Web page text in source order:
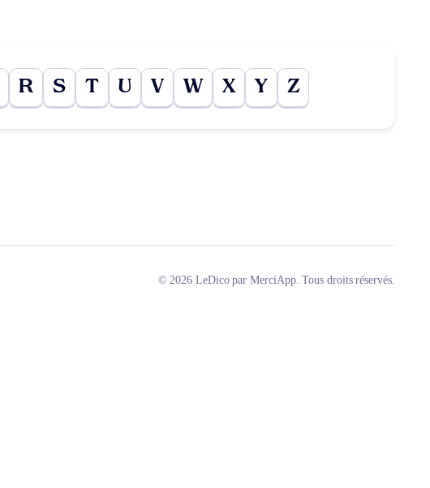
R S T U V W X Y Z
© 2026 LeDico par MerciApp. Tous droits réservés.